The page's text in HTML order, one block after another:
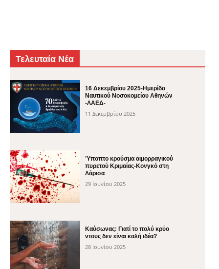
Τελευταία Νέα
16 Δεκεμβρίου 2025-Ημερίδα
Ναυτικού Νοσοκομείου Αθηνών
-ΛΑΕΔ-
11 Δεκεμβρίου 2025
Ύποπτο κρούσμα αιμορραγικού
πυρετού Κριμαίας-Κονγκό στη
Λάρισα
29 Ιουνίου 2025
Καύσωνας: Γιατί το πολύ κρύο
ντους δεν είναι καλή ιδέα?
28 Ιουνίου 2025